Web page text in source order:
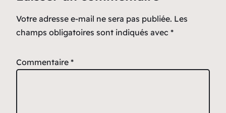
Votre adresse e-mail ne sera pas publiée. Les
champs obligatoires sont indiqués avec *
Commentaire *